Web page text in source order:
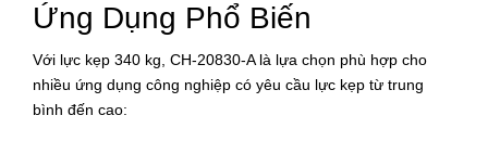
Ứng Dụng Phổ Biến
Với lực kẹp 340 kg, CH-20830-A là lựa chọn phù hợp cho
nhiều ứng dụng công nghiệp có yêu cầu lực kẹp từ trung
bình đến cao: